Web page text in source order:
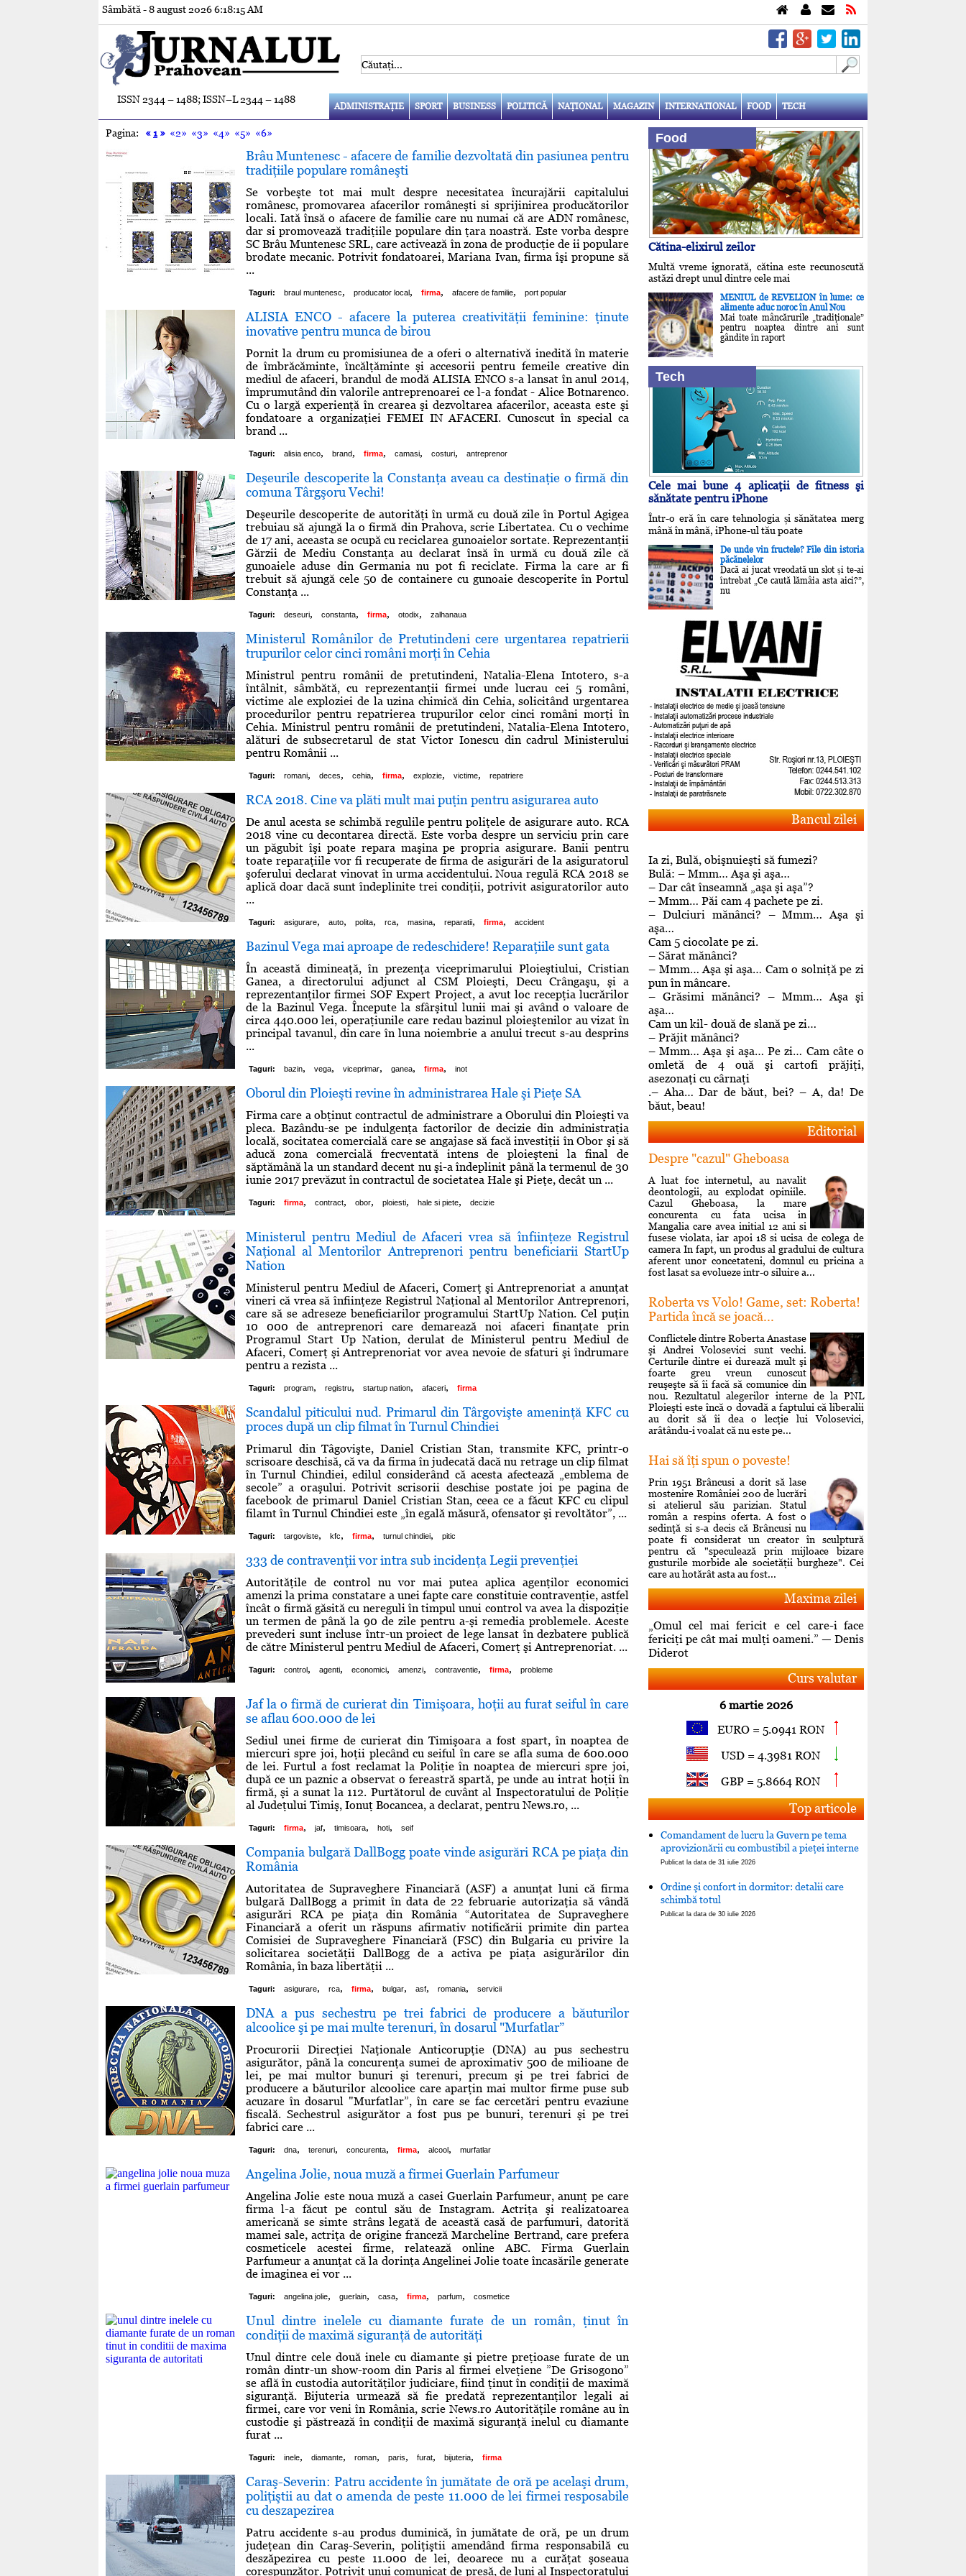
Sâmbătă - 8 august 20266:18:16 AM
ISSN 2344 – 1488; ISSN–L 2344 – 1488
ADMINISTRAŢIE SPORT BUSINESS POLITICĂ NAŢIONAL MAGAZIN INTERNATIONAL FOOD TECH
Pagina: «1 » «2» «3» «4» «5» «6»
Brâu Muntenesc - afacere de familie dezvoltată din pasiunea pentru
tradiţiile populare româneşti
Se vorbeşte tot mai mult despre necesitatea încurajării capitalului
românesc, promovarea afacerilor româneşti si sprijinirea producătorilor
locali. Iată însă o afacere de familie care nu numai că are ADN românesc,
dar si promovează tradiţiile populare din ţara noastră. Este vorba despre
SC Brâu Muntenesc SRL, care activează în zona de producţie de ii populare
brodate mecanic. Potrivit fondatoarei, Mariana Ivan, firma îşi propune să
...
Taguri: braul muntenesc, producator local, firma, afacere de familie, port popular
ALISIA ENCO - afacere la puterea creativităţii feminine: ţinute
inovative pentru munca de birou
Pornit la drum cu promisiunea de a oferi o alternativă inedită în materie
de îmbrăcăminte, încălţăminte şi accesorii pentru femeile creative din
mediul de afaceri, brandul de modă ALISIA ENCO s-a lansat în anul 2014,
împrumutând din valorile antreprenoarei ce l-a fondat - Alice Botnarenco.
Cu o largă experienţă în crearea şi dezvoltarea afacerilor, aceasta este şi
fondatoare a organizaţiei FEMEI IN AFACERI. Cunoscut în special ca
brand ...
Taguri: alisia enco, brand, firma, camasi, costuri, antreprenor
Deşeurile descoperite la Constanţa aveau ca destinaţie o firmă din
comuna Târgşoru Vechi!
Deşeurile descoperite de autorităţi în urmă cu două zile în Portul Agigea
trebuiau să ajungă la o firmă din Prahova, scrie Libertatea. Cu o vechime
de 17 ani, aceasta se ocupă cu reciclarea gunoaielor sortate. Reprezentanţii
Gărzii de Mediu Constanţa au declarat însă în urmă cu două zile că
gunoaiele aduse din Germania nu pot fi reciclate. Firma la care ar fi
trebuit să ajungă cele 50 de containere cu gunoaie descoperite în Portul
Constanţa ...
Taguri: deseuri, constanta, firma, otodix, zalhanaua
Ministerul Românilor de Pretutindeni cere urgentarea repatrierii
trupurilor celor cinci români morţi în Cehia
Ministrul pentru românii de pretutindeni, Natalia-Elena Intotero, s-a
întâlnit, sâmbătă, cu reprezentanţii firmei unde lucrau cei 5 români,
victime ale exploziei de la uzina chimică din Cehia, solicitând urgentarea
procedurilor pentru repatrierea trupurilor celor cinci români morţi în
Cehia. Ministrul pentru românii de pretutindeni, Natalia-Elena Intotero,
alături de subsecretarul de stat Victor Ionescu din cadrul Ministerului
pentru Românii ...
Taguri: romani, deces, cehia, firma, explozie, victime, repatriere
RCA 2018. Cine va plăti mult mai puţin pentru asigurarea auto
De anul acesta se schimbă regulile pentru poliţele de asigurare auto. RCA
2018 vine cu decontarea directă. Este vorba despre un serviciu prin care
un păgubit îşi poate repara maşina pe propria asigurare. Banii pentru
toate reparaţiile vor fi recuperate de firma de asigurări de la asiguratorul
şoferului declarat vinovat în urma accidentului. Noua regulă RCA 2018 se
aplică doar dacă sunt îndeplinite trei condiţii, potrivit asiguratorilor auto
...
Taguri: asigurare, auto, polita, rca, masina, reparatii, firma, accident
Bazinul Vega mai aproape de redeschidere! Reparaţiile sunt gata
În această dimineaţă, în prezenţa viceprimarului Ploieştiului, Cristian
Ganea, a directorului adjunct al CSM Ploieşti, Decu Crângaşu, şi a
reprezentanţilor firmei SOF Expert Project, a avut loc recepţia lucrărilor
de la Bazinul Vega. Începute la sfârşitul lunii mai şi având o valoare de
circa 440.000 lei, operaţiunile care redau bazinul ploieştenilor au vizat în
principal tavanul, din care în luna noiembrie a anului trecut s-au desprins
...
Taguri: bazin, vega, viceprimar, ganea, firma, inot
Oborul din Ploieşti revine în administrarea Hale şi Pieţe SA
Firma care a obţinut contractul de administrare a Oborului din Ploieşti va
pleca. Bazându-se pe indulgenţa factorilor de decizie din administraţia
locală, socitatea comercială care se angajase să facă investiţii în Obor şi să
aducă zona comercială frecventată intens de ploieşteni la final de
săptămână la un standard decent nu şi-a îndeplinit până la termenul de 30
iunie 2017 prevăzut în contractul de societatea Hale şi Pieţe, decât un ...
Taguri: firma, contract, obor, ploiesti, hale si piete, decizie
Ministerul pentru Mediul de Afaceri vrea să înfiinţeze Registrul
Naţional al Mentorilor Antreprenori pentru beneficiarii StartUp
Nation
Ministerul pentru Mediul de Afaceri, Comerţ şi Antreprenoriat a anunţat
vineri că vrea să înfiinţeze Registrul Naţional al Mentorilor Antreprenori,
care să se adreseze beneficiarilor programului StartUp Nation. Cel puţin
10 000 de antreprenori care demarează noi afaceri finanţate prin
Programul Start Up Nation, derulat de Ministerul pentru Mediul de
Afaceri, Comerţ şi Antreprenoriat vor avea nevoie de sfaturi şi îndrumare
pentru a rezista ...
Taguri: program, registru, startup nation, afaceri, firma
Scandalul piticului nud. Primarul din Târgovişte ameninţă KFC cu
proces după un clip filmat în Turnul Chindiei
Primarul din Tâgovişte, Daniel Cristian Stan, transmite KFC, printr-o
scrisoare deschisă, că va da firma în judecată dacă nu retrage un clip filmat
în Turnul Chindiei, edilul considerând că acesta afectează „emblema de
secole” a oraşului. Potrivit scrisorii deschise postate joi pe pagina de
facebook de primarul Daniel Cristian Stan, ceea ce a făcut KFC cu clipul
filamt în Turnul Chindiei este „în egală măsură, ofensator şi revoltător”, ...
Taguri: targoviste, kfc, firma, turnul chindiei, pitic
333 de contravenţii vor intra sub incidenţa Legii prevenţiei
Autorităţile de control nu vor mai putea aplica agenţilor economici
amenzi la prima constatare a unei fapte care constituie contravenţie, astfel
încât o firmă găsită cu nereguli în timpul unui control va avea la dispoziţie
un termen de până la 90 de zile pentru a-şi remedia problemele. Aceste
prevederi sunt incluse într-un proiect de lege lansat în dezbatere publică
de către Ministerul pentru Mediul de Afaceri, Comerţ şi Antreprenoriat. ...
Taguri: control, agenti, economici, amenzi, contraventie, firma, probleme
Jaf la o firmă de curierat din Timişoara, hoţii au furat seiful în care
se aflau 600.000 de lei
Sediul unei firme de curierat din Timişoara a fost spart, în noaptea de
miercuri spre joi, hoţii plecând cu seiful în care se afla suma de 600.000
de lei. Furtul a fost reclamat la Poliţie în noaptea de miercuri spre joi,
după ce un paznic a observat o fereastră spartă, pe unde au intrat hoţii în
firmă, şi a sunat la 112. Purtătorul de cuvânt al Inspectoratului de Poliţie
al Judeţului Timiş, Ionuţ Bocancea, a declarat, pentru News.ro, ...
Taguri: firma, jaf, timisoara, hoti, seif
Compania bulgară DallBogg poate vinde asigurări RCA pe piaţa din
România
Autoritatea de Supraveghere Financiară (ASF) a anunţat luni că firma
bulgară DallBogg a primit în data de 22 februarie autorizaţia să vândă
asigurări RCA pe piaţa din România “Autoritatea de Supraveghere
Financiară a oferit un răspuns afirmativ notificării primite din partea
Comisiei de Supraveghere Financiară (FSC) din Bulgaria cu privire la
solicitarea societăţii DallBogg de a activa pe piaţa asigurărilor din
România, în baza libertăţii ...
Taguri: asigurare, rca, firma, bulgar, asf, romania, servicii
DNA a pus sechestru pe trei fabrici de producere a băuturilor
alcoolice şi pe mai multe terenuri, în dosarul "Murfatlar”
Procurorii Direcţiei Naţionale Anticorupţie (DNA) au pus sechestru
asigurător, până la concurenţa sumei de aproximativ 500 de milioane de
lei, pe mai multor bunuri şi terenuri, precum şi pe trei fabrici de
producere a băuturilor alcoolice care aparţin mai multor firme puse sub
acuzare în dosarul "Murfatlar”, în care se fac cercetări pentru evaziune
fiscală. Sechestrul asigurător a fost pus pe bunuri, terenuri şi pe trei
fabrici care ...
Taguri: dna, terenuri, concurenta, firma, alcool, murfatlar
Angelina Jolie, noua muză a firmei Guerlain Parfumeur
Angelina Jolie este noua muză a casei Guerlain Parfumeur, anunţ pe care
firma l-a făcut pe contul său de Instagram. Actriţa şi realizatoarea
americană se simte strâns legată de această casă de parfumuri, datorită
mamei sale, actriţa de origine franceză Marcheline Bertrand, care prefera
cosmeticele acestei firme, relatează online ABC. Firma Guerlain
Parfumeur a anunţat că la dorinţa Angelinei Jolie toate încasările generate
de imaginea ei vor ...
Taguri: angelina jolie, guerlain, casa, firma, parfum, cosmetice
Unul dintre inelele cu diamante furate de un român, ţinut în
condiţii de maximă siguranţă de autorităţi
Unul dintre cele două inele cu diamante şi pietre preţioase furate de un
român dintr-un show-room din Paris al firmei elveţiene ”De Grisogono”
se află în custodia autorităţilor judiciare, fiind ţinut în condiţii de maximă
siguranţă. Bijuteria urmează să fie predată reprezentanţilor legali ai
firmei, care vor veni în România, scrie News.ro Autorităţile române au în
custodie şi păstrează în condiţii de maximă siguranţă inelul cu diamante
furat ...
Taguri: inele, diamante, roman, paris, furat, bijuteria, firma
Caraş-Severin: Patru accidente în jumătate de oră pe acelaşi drum,
poliţiştii au dat o amenda de peste 11.000 de lei firmei resposabile
cu deszapezirea
Patru accidente s-au produs duminică, în jumătate de oră, pe un drum
judeţean din Caraş-Severin, poliţiştii amendând firma responsabilă cu
deszăpezirea cu peste 11.000 de lei, deoarece nu a curăţat şoseaua
corespunzător. Potrivit unui comunicat de presă, de luni al Inspectoratului
Food
Cătina-elixirul zeilor
Multă vreme ignorată, cătina este recunoscută
astăzi drept unul dintre cele mai
MENIUL de REVELION în lume: ce
alimente aduc noroc în Anul Nou
Mai toate mâncărurile „tradiţionale”
pentru noaptea dintre ani sunt
gândite în raport
Tech
Cele mai bune 4 aplicaţii de fitness şi
sănătate pentru iPhone
Într-o eră în care tehnologia și sănătatea merg
mână în mână, iPhone-ul tău poate
De unde vin fructele? File din istoria
păcănelelor
Dacă ai jucat vreodată un slot și te-ai
întrebat „Ce caută lămâia asta aici?”,
nu
Bancul zilei
Ia zi, Bulă, obişnuieşti să fumezi?
Bulă: – Mmm… Aşa şi aşa…
– Dar cât înseamnă „aşa şi aşa”?
– Mmm… Păi cam 4 pachete pe zi.
– Dulciuri mănânci? – Mmm… Aşa şi
aşa…
Cam 5 ciocolate pe zi.
– Sărat mănânci?
– Mmm… Aşa şi aşa… Cam o solniţă pe zi
pun în mâncare.
– Grăsimi mănânci? – Mmm… Aşa şi
aşa…
Cam un kil- două de slană pe zi…
– Prăjit mănânci?
– Mmm… Aşa şi aşa… Pe zi… Cam câte o
omletă de 4 ouă şi cartofi prăjiţi,
asezonaţi cu cârnaţi
.– Aha… Dar de băut, bei? – A, da! De
băut, beau!
Editorial
Despre "cazul" Gheboasa
A luat foc internetul, au navalit
deontologii, au explodat opiniile.
Cazul Gheboasa, la mare
concurenta cu fata ucisa in
Mangalia care avea initial 12 ani si
fusese violata, iar apoi 18 si ucisa de colega de
camera In fapt, un produs al gradului de cultura
aferent unor concetateni, domnul cu pricina a
fost lasat sa evolueze intr-o siluire a...
Roberta vs Volo! Game, set: Roberta!
Partida încă se joacă...
Conflictele dintre Roberta Anastase
şi Andrei Volosevici sunt vechi.
Certurile dintre ei durează mult şi
foarte greu vreun cunoscut
reuşeşte să îi facă să comunice din
nou. Rezultatul alegerilor interne de la PNL
Ploieşti este încă o dovadă a faptului că liberalii
au dorit să îi dea o lecţie lui Volosevici,
arâtându-i voalat că nu este pe...
Hai să îţi spun o poveste!
Prin 1951 Brâncusi a dorit să lase
mostenire României 200 de lucrări
si atelierul său parizian. Statul
român a respins oferta. A fost o
sedinţă si s-a decis că Brâncusi nu
poate fi considerat un creator în sculptură
pentru că "speculează prin mijloace bizare
gusturile morbide ale societăţii burgheze". Cei
care au hotărât asta au fost...
Maxima zilei
„Omul cel mai fericit e cel care-i face
fericiţi pe cât mai mulţi oameni.” — Denis
Diderot
Curs valutar
6 martie 2026
EURO = 5.0941 RON
USD = 4.3981 RON
GBP = 5.8664 RON
Top articole
Comandament de lucru la Guvern pe tema
aprovizionării cu combustibil a pieţei interne
Publicat la data de 31 iulie 2026
Ordine şi confort in dormitor: detalii care
schimbă totul
Publicat la data de 30 iulie 2026